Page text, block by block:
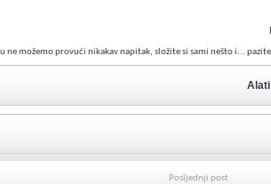
ne možemo provući nikakav napitak, složite si sami nešto i...
Alati
Posljednji post